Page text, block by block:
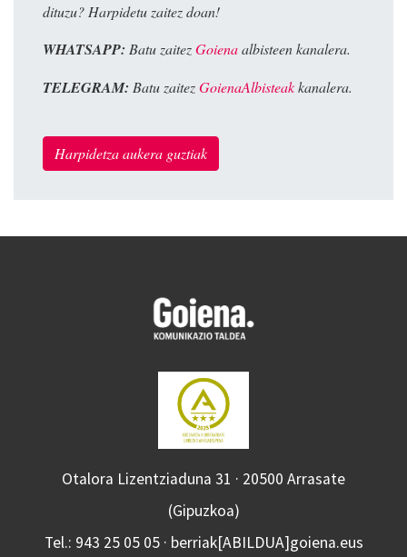
dituzu? Harpidetu zaitez doan!
WHATSAPP: Batu zaitezGoienaalbisteen kanalera.
TELEGRAM: Batu zaitezGoienaAlbisteakkanalera.
Harpidetza aukera guztiak
Otalora Lizentziaduna 31 · 20500 Arrasate
(Gipuzkoa)
Tel.: 943 25 05 05 · berriak[ABILDUA]goiena.eus